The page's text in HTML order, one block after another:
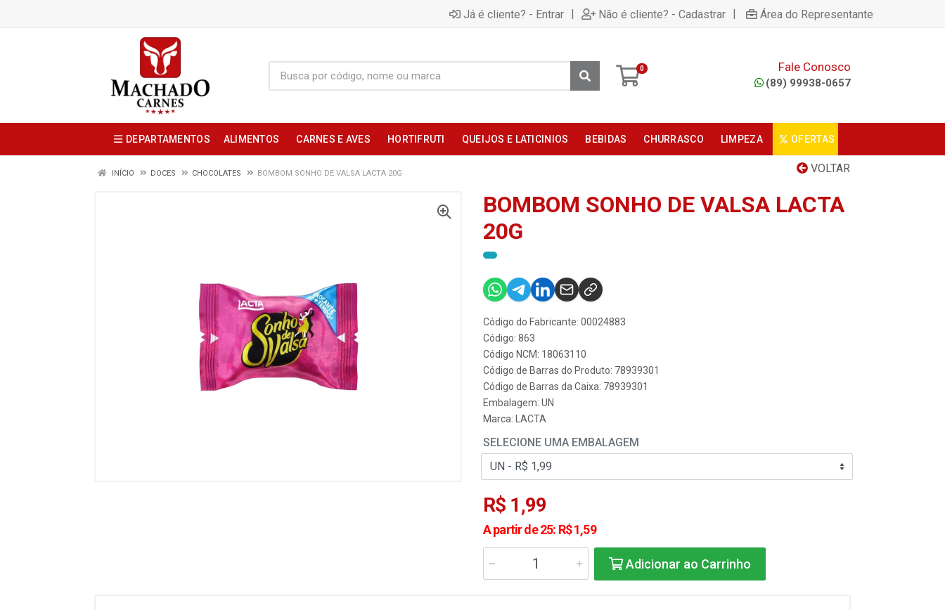
Já é cliente? - Entrar | Não é cliente? - Cadastrar | Área do Representante
0 Fale Conosco
(89) 99938-0657
DEPARTAMENTOS ALIMENTOS CARNES E AVES HORTIFRUTI QUEIJOS E LATICINIOS BEBIDAS CHURRASCO LIMPEZA OFERTAS
VOLTAR
INÍCIO DOCES CHOCOLATES BOMBOM SONHO DE VALSA LACTA 20G
BOMBOM SONHO DE VALSA LACTA
20G
Código do Fabricante: 00024883
Código: 863
Código NCM: 18063110
Código de Barras do Produto: 78939301
Código de Barras da Caixa: 78939301
Embalagem: UN
Marca:
LACTA
SELECIONE UMA EMBALAGEM
R$ 1,99
A partir de 25: R$ 1,59
Adicionar ao Carrinho